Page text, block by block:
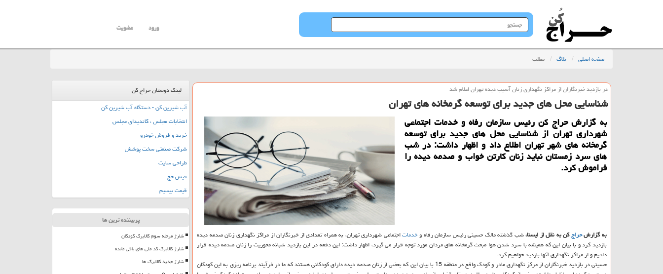
جستجو
در
ورود عضویت
صفحه اصلی بلاگ مطلب
در بازدید خبرنگاران از مراكز نگهداری زنان آسیب دیده تهران اعلام شد
شناسایی محل های جدید برای توسعه گرمخانه های تهران
به گزارش حراج كن رئیس سازمان رفاه و خدمات اجتماعی
شهرداری تهران از شناسایی محل های جدید برای توسعه
گرمخانه های شهر تهران اطلاع داد و اظهار داشت: در شب
های سرد زمستان نباید زنان كارتن خواب و صدمه دیده را
فراموش كرد.
به گزارشحراجكن به نقل از ایسنا،شب گذشته مالك حسینی رئیس سازمان رفاه وخدماتاجتماعی شهرداری تهران، به همراه تعدادی از خبرنگاران از مراكز نگهداری زنان صدمه دیده
بازدید كرد و با بیان این كه همیشه با سرد شدن هوا مبحث گرمخانه های مردان مورد توجه قرار می گیرد، اظهار داشت: این دفعه در این بازدید شبانه محوریت را زنان صدمه دیده قرار
دادیم و از مراكز نگهداری آنها بازدید خواهیم كرد.
حسینی در بازدید خبرنگاران از مركز نگهداری مادر و كودك واقع در منطقه 15 با بیان این كه بعضی از زنان صدمه دیده دارای كودكانی هستند كه ما در فرآیند برنامه ریزی به این كودكان
لینک دوستان حراج کن
آب شیرین کن - دستگاه آب شیرین کن
انتخابات مجلس ، کاندیدای مجلس
خرید و فروش خودرو
شرکت صنعتی سخت پوشش
طراحی سایت
فیش حج
قیمت بیسیم
پربیننده ترین ها
شارژ مرحله سوم کالابرگ کودکان
شارژ کالابرگ کد ملی های باقی مانده
شارژ جدید کالابرگ ها